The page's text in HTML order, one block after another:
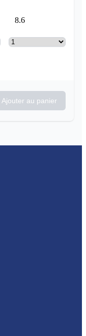
8.6
Ajouter au panier